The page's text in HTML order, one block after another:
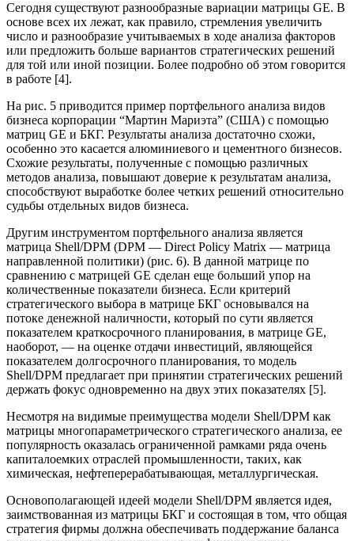
Сегодня существуют разнообразные вариации матрицы GE. В
основе всех их лежат, как правило, стремления увеличить
число и разнообразие учитываемых в ходе анализа факторов
или предложить больше вариантов стратегических решений
для той или иной позиции. Более подробно об этом говорится
в работе [4].
На рис. 5 приводится пример портфельного анализа видов
бизнеса корпорации “Мартин Мариэта” (США) с помощью
матриц GE и БКГ. Результаты анализа достаточно схожи,
особенно это касается алюминиевого и цементного бизнесов.
Схожие результаты, полученные с помощью различных
методов анализа, повышают доверие к результатам анализа,
способствуют выработке более четких решений относительно
судьбы отдельных видов бизнеса.
Другим инструментом портфельного анализа является
матрица Shell/DPM (DPM — Direct Policy Matrix — матрица
направленной политики) (рис. 6). В данной матрице по
сравнению с матрицей GE сделан еще больший упор на
количественные показатели бизнеса. Если критерий
стратегического выбора в матрице БКГ основывался на
потоке денежной наличности, который по сути является
показателем краткосрочного планирования, в матрице GE,
наоборот, — на оценке отдачи инвестиций, являющейся
показателем долгосрочного планирования, то модель
Shell/DPM предлагает при принятии стратегических решений
держать фокус одновременно на двух этих показателях [5].
Несмотря на видимые преимущества модели Shell/DPM как
матрицы многопараметрического стратегического анализа, ее
популярность оказалась ограниченной рамками ряда очень
капиталоемких отраслей промышленности, таких, как
химическая, нефтеперерабатывающая, металлургическая.
Основополагающей идеей модели Shell/DPM является идея,
заимствованная из матрицы БКГ и состоящая в том, что общая
стратегия фирмы должна обеспечивать поддержание баланса